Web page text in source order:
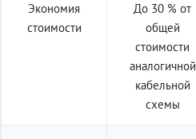
Экономия
стоимости
До 30 % от
общей
стоимости
аналогичной
кабельной
схемы